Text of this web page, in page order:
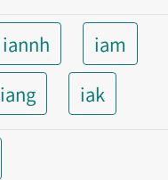
iannh
iam
iang iak